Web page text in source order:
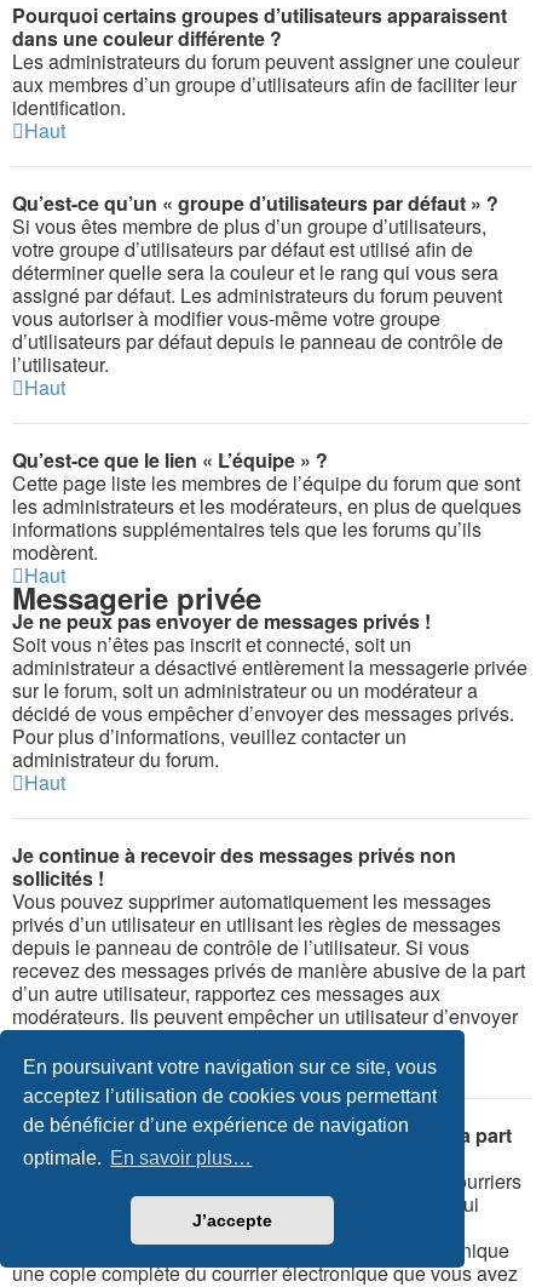
En poursuivant votre navigation sur ce site, vous
acceptez l’utilisation de cookies vous permettant
de bénéficier d’une expérience de navigation
optimale. En savoir plus…
J’accepte
Pourquoi certains groupes d’utilisateurs apparaissent
dans une couleur différente ?
Les administrateurs du forum peuvent assigner une couleur
aux membres d’un groupe d’utilisateurs afin de faciliter leur
identification.
Haut
Qu’est-ce qu’un « groupe d’utilisateurs par défaut » ?
Si vous êtes membre de plus d’un groupe d’utilisateurs,
votre groupe d’utilisateurs par défaut est utilisé afin de
déterminer quelle sera la couleur et le rang qui vous sera
assigné par défaut. Les administrateurs du forum peuvent
vous autoriser à modifier vous-même votre groupe
d’utilisateurs par défaut depuis le panneau de contrôle de
l’utilisateur.
Haut
Qu’est-ce que le lien « L’équipe » ?
Cette page liste les membres de l’équipe du forum que sont
les administrateurs et les modérateurs, en plus de quelques
informations supplémentaires tels que les forums qu’ils
modèrent.
Haut
Messagerie privée
Je ne peux pas envoyer de messages privés !
Soit vous n’êtes pas inscrit et connecté, soit un
administrateur a désactivé entièrement la messagerie privée
sur le forum, soit un administrateur ou un modérateur a
décidé de vous empêcher d’envoyer des messages privés.
Pour plus d’informations, veuillez contacter un
administrateur du forum.
Haut
Je continue à recevoir des messages privés non
sollicités !
Vous pouvez supprimer automatiquement les messages
privés d’un utilisateur en utilisant les règles de messages
depuis le panneau de contrôle de l’utilisateur. Si vous
recevez des messages privés de manière abusive de la part
d’un autre utilisateur, rapportez ces messages aux
modérateurs. Ils peuvent empêcher un utilisateur d’envoyer
des messages privés.
Haut
J’ai reçu un courrier électronique indésirable de la part
de quelqu’un sur ce forum !
Nous en sommes navrés. Le formulaire d’envoi de courriers
électroniques de ce forum possède des protections qui
essaient de repérer les utilisateurs envoyant de tels
messages. Vous devriez envoyer par courrier électronique
une copie complète du courrier électronique que vous avez